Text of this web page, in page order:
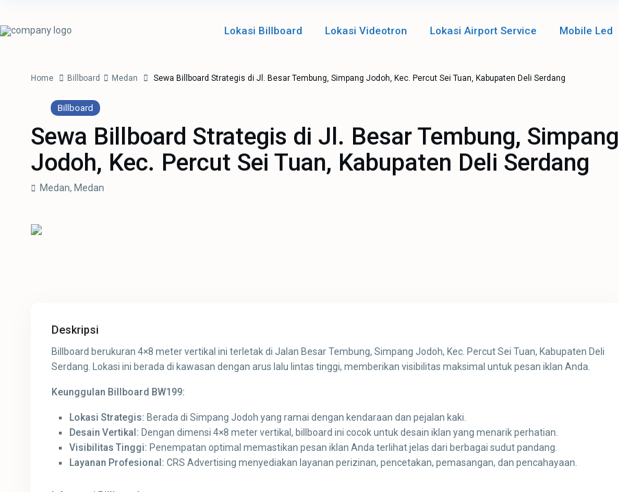
Lokasi Billboard Lokasi Videotron Lokasi Airport Service Mobile Led
Home Billboard Medan Sewa Billboard Strategis di Jl. Besar Tembung, Simpang Jodoh, Kec. Percut Sei Tuan, Kabupaten Deli Serdang
Billboard
Sewa Billboard Strategis di Jl. Besar Tembung, Simpang
Jodoh, Kec. Percut Sei Tuan, Kabupaten Deli Serdang
Medan, Medan
Deskripsi
Billboard berukuran 4×8 meter vertikal ini terletak di Jalan Besar Tembung, Simpang Jodoh, Kec. Percut Sei Tuan, Kabupaten Deli
Serdang. Lokasi ini berada di kawasan dengan arus lalu lintas tinggi, memberikan visibilitas maksimal untuk pesan iklan Anda.
Keunggulan Billboard BW199:
Lokasi Strategis: Berada di Simpang Jodoh yang ramai dengan kendaraan dan pejalan kaki.
Desain Vertikal: Dengan dimensi 4×8 meter vertikal, billboard ini cocok untuk desain iklan yang menarik perhatian.
Visibilitas Tinggi: Penempatan optimal memastikan pesan iklan Anda terlihat jelas dari berbagai sudut pandang.
Layanan Profesional: CRS Advertising menyediakan layanan perizinan, pencetakan, pemasangan, dan pencahayaan.